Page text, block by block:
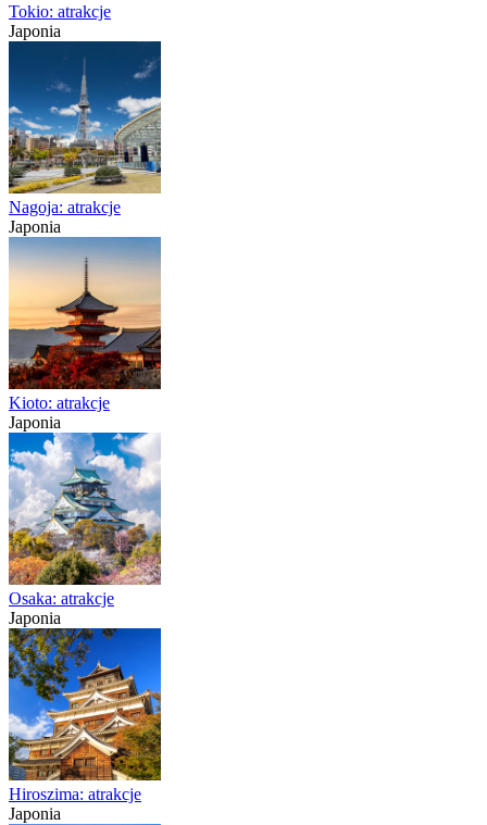
Tokio: atrakcje
Japonia
Nagoja: atrakcje
Japonia
Kioto: atrakcje
Japonia
Osaka: atrakcje
Japonia
Hiroszima: atrakcje
Japonia